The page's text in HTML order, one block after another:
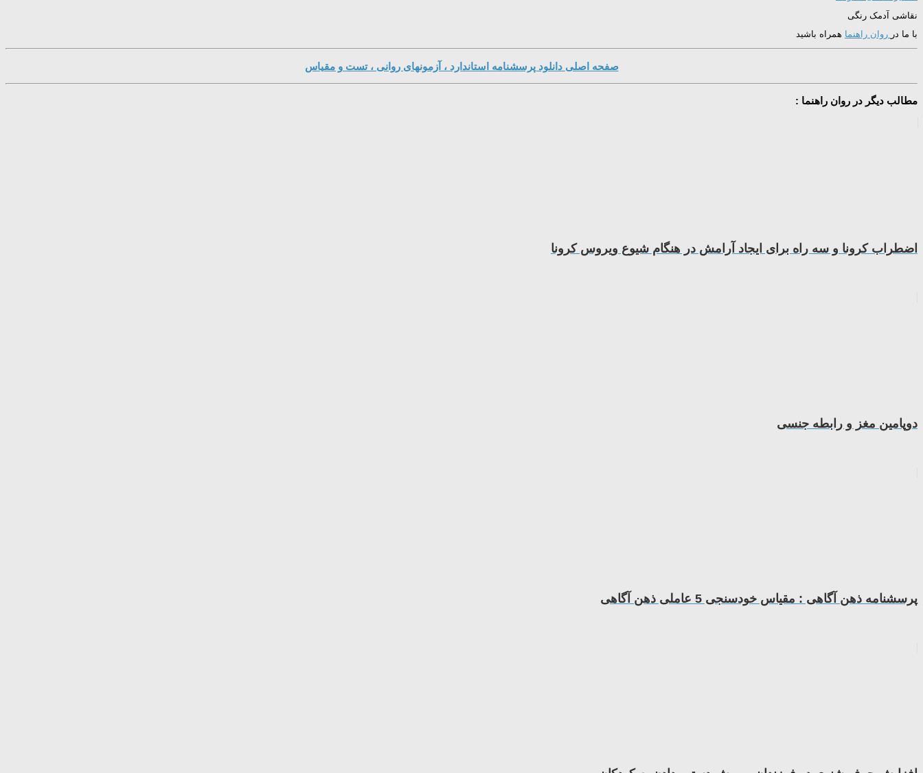
نقاشی آدمک رنگی
با ما در روان راهنما همراه باشید
صفحه اصلی دانلود پرسشنامه استاندارد ، آزمونهای روانی ، تست و مقیاس
مطالب دیگر در روان راهنما :
اضطراب کرونا و سه راه برای ایجاد آرامش در هنگام شیوع ویروس کرونا
دوپامین مغز و رابطه جنسی
پرسشنامه ذهن آگاهی : مقياس خودسنجی 5 عاملی ذهن آگاهی